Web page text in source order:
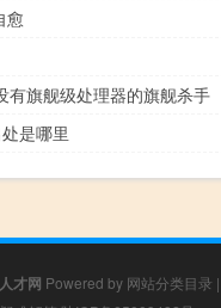
愈
有旗舰级处理器的旗舰杀手
是哪里
才网 Powered by 网站分类目录 |